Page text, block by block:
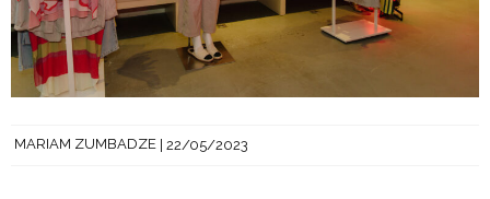
MARIAM ZUMBADZE 22/05/2023